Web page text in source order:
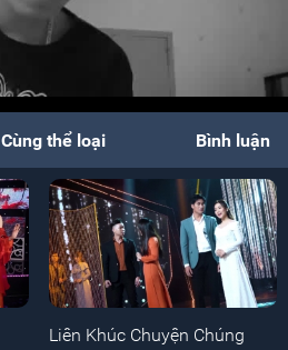
Cùng thể loại Bình luận
Liên Khúc Chuyện Chúng